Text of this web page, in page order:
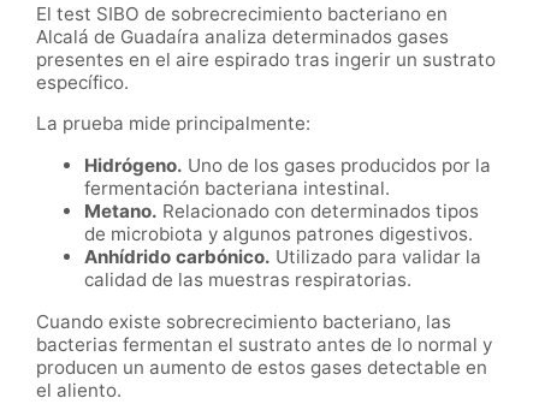
El test SIBO de sobrecrecimiento bacteriano en
Alcalá de Guadaíra analiza determinados gases
presentes en el aire espirado tras ingerir un sustrato
específico.
La prueba mide principalmente:
Hidrógeno. Uno de los gases producidos por la
fermentación bacteriana intestinal.
Metano. Relacionado con determinados tipos
de microbiota y algunos patrones digestivos.
Anhídrido carbónico. Utilizado para validar la
calidad de las muestras respiratorias.
Cuando existe sobrecrecimiento bacteriano, las
bacterias fermentan el sustrato antes de lo normal y
producen un aumento de estos gases detectable en
el aliento.